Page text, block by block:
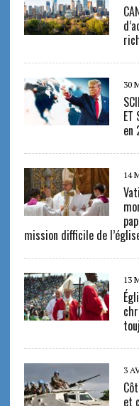
30
ET
en
14
mission difficile de
13
3
et